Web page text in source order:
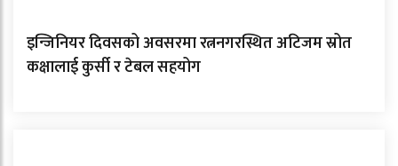
इन्जिनियर दिवसको अवसरमा रत्ननगरस्थित अटिजम स्रोत
कक्षालाई कुर्सी र टेबल सहयोग